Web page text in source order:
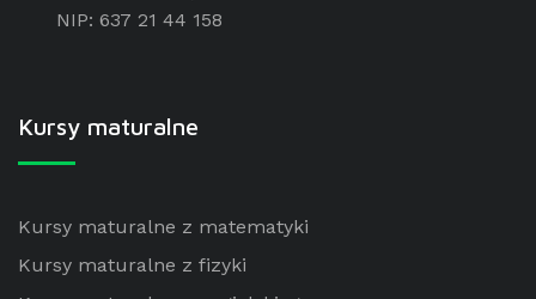
NIP: 637 21 44 158
Kursy maturalne
Kursy maturalne z matematyki
Kursy maturalne z fizyki